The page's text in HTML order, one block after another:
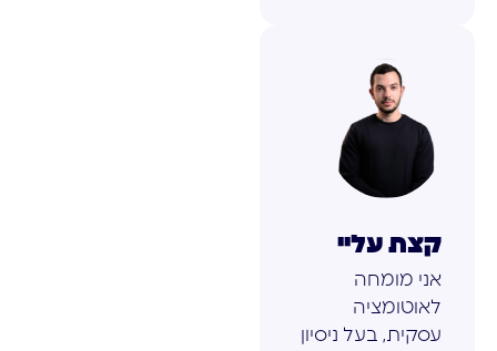
קצת עליי
אני מומחה
לאוטומציה
עסקית, בעל ניסיון